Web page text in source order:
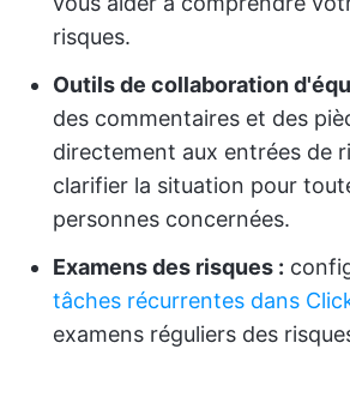
risques.
Outils de collaboration
des commentaires et des
directement aux entrées de
clarifier la situation pour
personnes concernées.
Examens des risques :
tâches récurrentes dans
examens réguliers des